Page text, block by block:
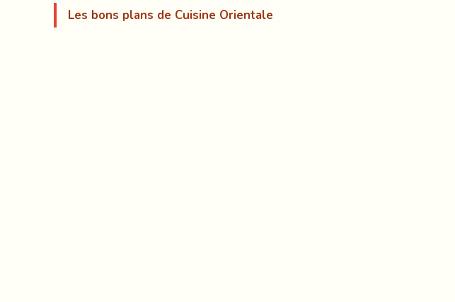
Les bons plans de Cuisine Orientale